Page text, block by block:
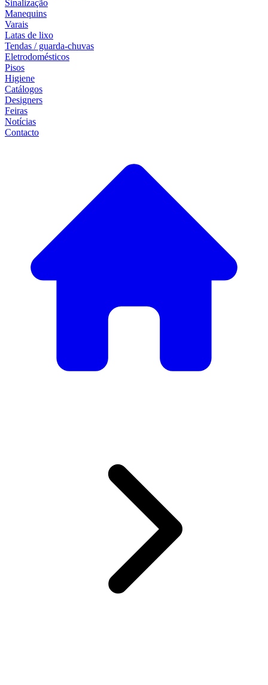
Sinalização
Manequins
Varais
Latas de lixo
Tendas / guarda-chuvas
Eletrodomésticos
Pisos
Higiene
Catálogos
Designers
Feiras
Notícias
Contacto